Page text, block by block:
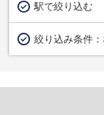
駅で絞り込む
絞り込み条件：